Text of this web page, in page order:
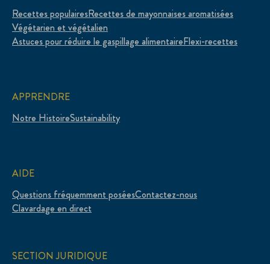
Recettes populairesRecettes de mayonnaises aromatisées
Végétarien et végétalien
Astuces pour réduire le gaspillage alimentaireFlexi-recettes
APPRENDRE
Notre HistoireSustainability
AIDE
Questions fréquemment poséesContactez-nous
Clavardage en direct
SECTION JURIDIQUE